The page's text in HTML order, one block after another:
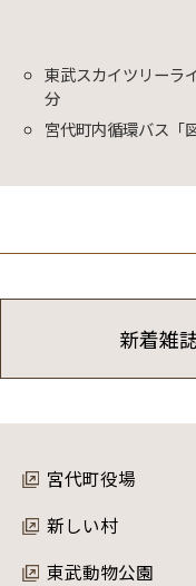
東武スカイツリーラ
分
宮代町内循環バス「
新着雑
宮代町役場
新しい村
東武動物公園